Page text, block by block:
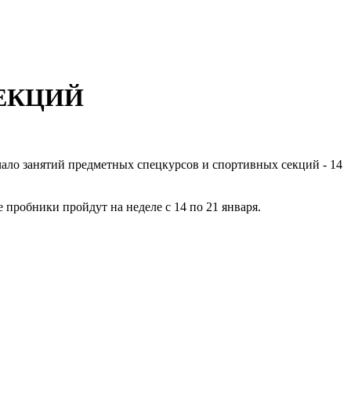
занятий предметных спецкурсов и спортивных секций - 14
пройдут на неделе с 14 по 21 января.